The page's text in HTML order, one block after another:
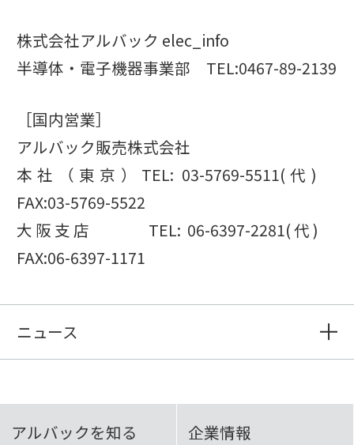
株式会社アルバック elec_info
半導体・電子機器事業部 TEL:0467-89-2139
［国内営業］
アルバック販売株式会社
本社（東京）TEL: 03-5769-5511(代)
FAX:03-5769-5522
大阪支店 TEL: 06-6397-2281(代)
FAX:06-6397-1171
ニュース
アルバックを知る 企業情報